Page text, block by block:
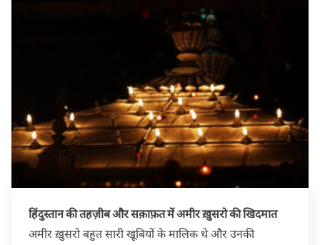
हिंदुस्तान की तहज़ीब और सक़ाफ़त में अमीर ख़ुसरो की खिदमात
अमीर ख़ुसरो बहुत सारी खूबियों के मालिक थे और उनकी